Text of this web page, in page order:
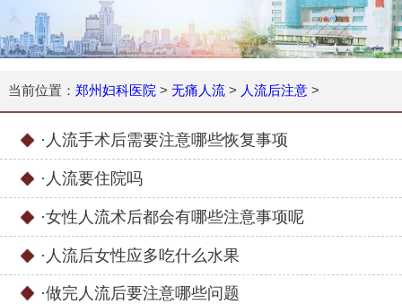
当前位置： 郑州妇科医院 > 无痛人流> 人流后注意>
· 人流手术后需要注意哪些恢复事项
· 人流要住院吗
·女性人流术后都会有哪些注意事项呢
· 人流后女性应多吃什么水果
·做完人流后要注意哪些问题